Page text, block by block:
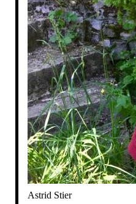
Astrid Stier